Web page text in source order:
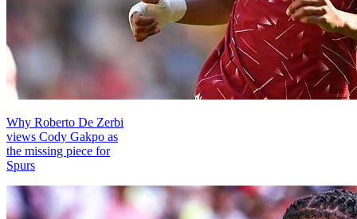
Why Roberto De Zerbi
views Cody Gakpo as
the missing piece for
Spurs